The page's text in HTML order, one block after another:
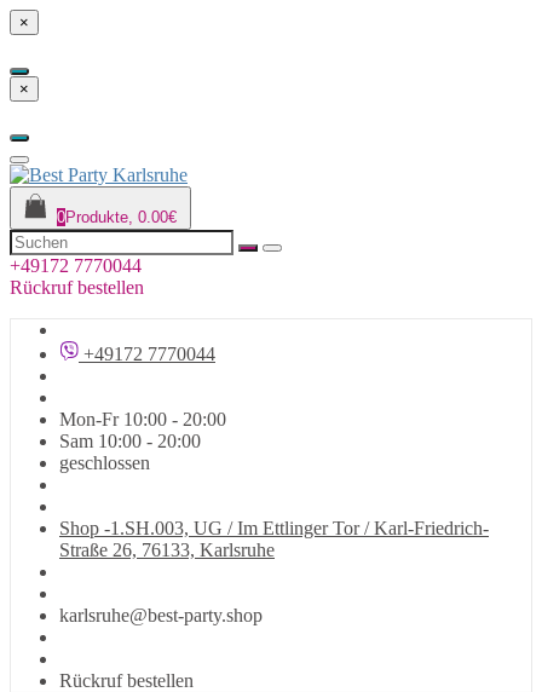
×
×
0Produkte, 0.00€
+49172 7770044
Rückruf bestellen
+49172 7770044
Mon-Fr 10:00 - 20:00
Sam 10:00 - 20:00
geschlossen
Shop -1.SH.003, UG / Im Ettlinger Tor / Karl-Friedrich-
Straße 26, 76133, Karlsruhe
karlsruhe@best-party.shop
Rückruf bestellen